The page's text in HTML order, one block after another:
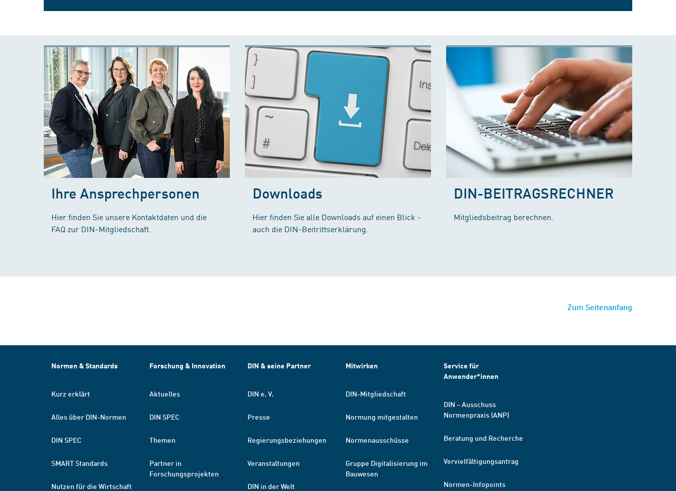
Ihre Ansprechpersonen
Hier finden Sie unsere Kontaktdaten und die
FAQ zur DIN-Mitgliedschaft.
Downloads
Hier finden Sie alle Downloads auf einen Blick -
auch die DIN-Beitrittserklärung.
DIN-BEITRAGSRECHNER
Mitgliedsbeitrag berechnen.
Zum Seitenanfang
Normen & Standards
Kurz erklärt
Alles über DIN-Normen
DIN SPEC
SMART Standards
Nutzen für die Wirtschaft
Forschung & Innovation
Aktuelles
DIN SPEC
Themen
Partner in
Forschungsprojekten
DIN & seine Partner
DIN e. V.
Presse
Regierungsbeziehungen
Veranstaltungen
DIN in der Welt
Mitwirken
DIN-Mitgliedschaft
Normung mitgestalten
Normenausschüsse
Gruppe Digitalisierung im
Bauwesen
Service für
Anwender*innen
DIN – Ausschuss
Normenpraxis (ANP)
Beratung und Recherche
Vervielfältigungsantrag
Normen-Infopoints